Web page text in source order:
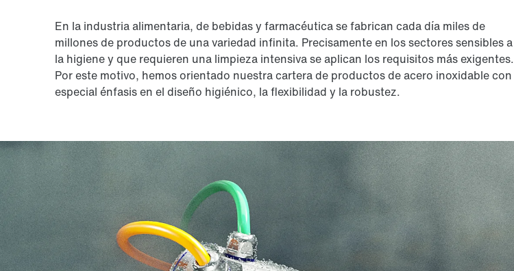
En la industria alimentaria, de bebidas y farmacéutica se fabrican cada día miles de
millones de productos de una variedad infinita. Precisamente en los sectores sensibles a
la higiene y que requieren una limpieza intensiva se aplican los requisitos más exigentes.
Por este motivo, hemos orientado nuestra cartera de productos de acero inoxidable con
especial énfasis en el diseño higiénico, la flexibilidad y la robustez.